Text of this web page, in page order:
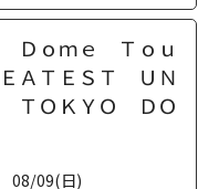
Ｄｏｍｅ Ｔｏｕ
ＡＴＥＳＴ ＵＮ
ＴＯＫＹＯ ＤＯ
08/09(日)